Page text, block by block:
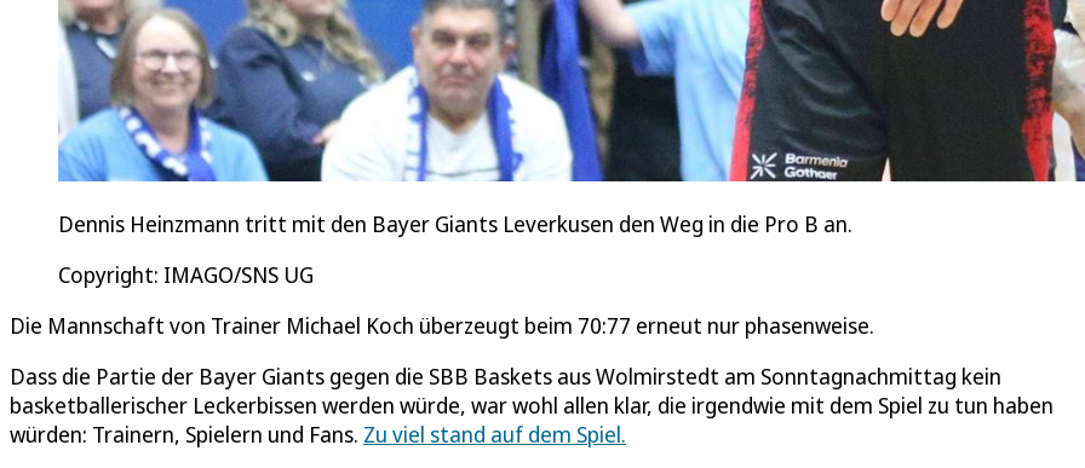
Dennis Heinzmann tritt mit den Bayer Giants Leverkusen den Weg in die Pro B an.
Copyright: IMAGO/SNS UG
Die Mannschaft von Trainer Michael Koch überzeugt beim 70:77 erneut nur phasenweise.
Dass die Partie der Bayer Giants gegen die SBB Baskets aus Wolmirstedt am Sonntagnachmittag kein
basketballerischer Leckerbissen werden würde, war wohl allen klar, die irgendwie mit dem Spiel zu tun haben
würden: Trainern, Spielern und Fans. Zu viel stand auf dem Spiel.